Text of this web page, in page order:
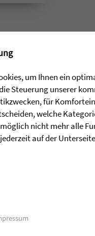
Osterzeit: Geschichten
anstecken.
um Ihnen ein
Steuerung unserer
für
welche
nicht mehr alle
auf der Unterseite